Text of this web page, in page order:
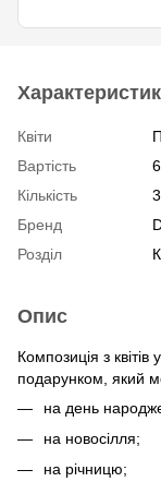
Квіти
Вартість
Кількість
Бренд
Розділ
Опис
Композиція з
подарунком, який
на день
на новосілля;
на річницю;